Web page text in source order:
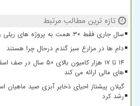
تازه ترین مطالب مرتبط
سال جاری فقط ۳۰ همت به پروژه های ریلی رسید
دام ها در مزارع سبز گندم درحال چرا هستند
۱۴ تا ۱۷ هزار کامیون
های مالی ارائه می کند
رشد کرد